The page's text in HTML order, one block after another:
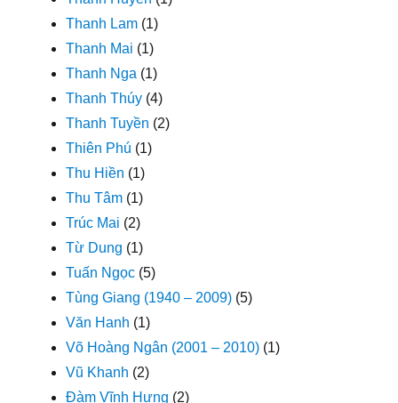
Thanh Lam (1)
Thanh Mai (1)
Thanh Nga (1)
Thanh Thúy (4)
Thanh Tuyền (2)
Thiên Phú (1)
Thu Hiền (1)
Thu Tâm (1)
Trúc Mai (2)
Từ Dung (1)
Tuấn Ngọc (5)
Tùng Giang (1940 – 2009) (5)
Văn Hanh (1)
Võ Hoàng Ngân (2001 – 2010) (1)
Vũ Khanh (2)
Đàm Vĩnh Hưng (2)